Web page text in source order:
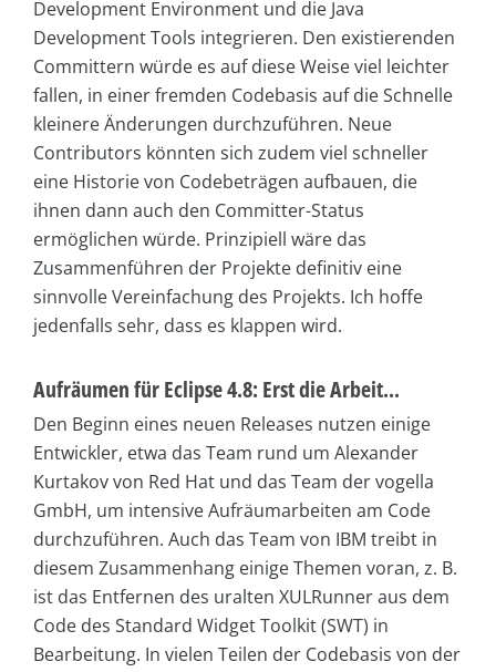
Development Environment und die Java
Development Tools integrieren. Den existierenden
Committern würde es auf diese Weise viel leichter
fallen, in einer fremden Codebasis auf die Schnelle
kleinere Änderungen durchzuführen. Neue
Contributors könnten sich zudem viel schneller
eine Historie von Codebeträgen aufbauen, die
ihnen dann auch den Committer-Status
ermöglichen würde. Prinzipiell wäre das
Zusammenführen der Projekte definitiv eine
sinnvolle Vereinfachung des Projekts. Ich hoffe
jedenfalls sehr, dass es klappen wird.
Aufräumen für Eclipse 4.8: Erst die Arbeit...
Den Beginn eines neuen Releases nutzen einige
Entwickler, etwa das Team rund um Alexander
Kurtakov von Red Hat und das Team der vogella
GmbH, um intensive Aufräumarbeiten am Code
durchzuführen. Auch das Team von IBM treibt in
diesem Zusammenhang einige Themen voran, z. B.
ist das Entfernen des uralten XULRunner aus dem
Code des Standard Widget Toolkit (SWT) in
Bearbeitung. In vielen Teilen der Codebasis von der